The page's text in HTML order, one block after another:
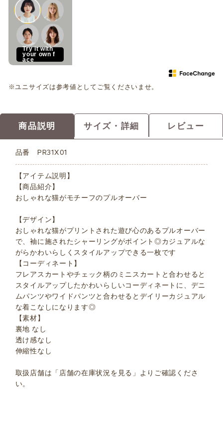
Try it with
your own f
ace
※ユニサイズは参考値としてご覧くださいませ。
商品説明 サイズ・詳細 レビュー
品番 PR31X01
【アイテム説明】
【商品紹介】
おしゃれな猫がモチーフのプルオーバー
【デザイン】
おしゃれな猫がプリントされた遊び心のあるプルオーバー
で、袖に施されたシャーリングがポイント◎カジュアルな
がらかわいらしくスタイルアップできる一枚です
【コーディネート】
フレアスカートやチェック柄のミニスカートと合わせると
スタイルアップしたかわいらしいコーディネートに、デニ
ムパンツやワイドパンツと合わせるとデイリーカジュアル
な着こなしになります◎
【素材】
裏地 なし
透け感なし
伸縮性なし
取扱店舗は「店舗の在庫状況を見る」よりご確認くださ
い。